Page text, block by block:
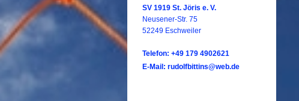
SV 1919 St. Jöris e. V.
Neusener-Str. 75
52249 Eschweiler
Telefon: +49 179 4902621
E-Mail: rudolfbittins@web.de